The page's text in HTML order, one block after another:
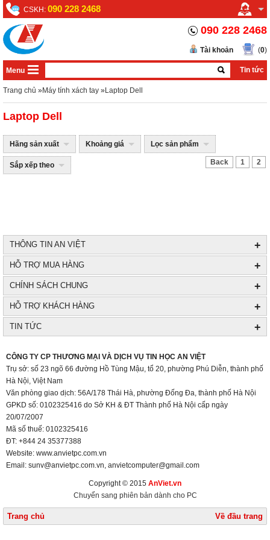
CSKH: 090 228 2468
090 228 2468
(0)
Tài khoản
Menu Tin tức
Trang chủ »Máy tính xách tay »Laptop Dell
Laptop Dell
Hãng sản xuất Khoảng giá Lọc sản phẩm
Sắp xếp theo Back 1 2
THÔNG TIN AN VIỆT +
HỖ TRỢ MUA HÀNG +
CHÍNH SÁCH CHUNG +
HỖ TRỢ KHÁCH HÀNG +
TIN TỨC +
CÔNG TY CP THƯƠNG MẠI VÀ DỊCH VỤ TIN HỌC AN VIỆT
Trụ sở: số 23 ngõ 66 đường Hồ Tùng Mậu, tổ 20, phường Phú Diễn, thành phố
Hà Nội, Việt Nam
Văn phòng giao dịch: 56A/178 Thái Hà, phường Đống Đa, thành phố Hà Nội
GPKD số: 0102325416 do Sở KH & ĐT Thành phố Hà Nội cấp ngày
20/07/2007
Mã số thuế: 0102325416
ĐT: +844 24 35377388
Website: www.anvietpc.com.vn
Email: sunv@anvietpc.com.vn, anvietcomputer@gmail.com
Copyright © 2015 AnViet.vn
Chuyển sang phiên bản dành cho PC
Trang chủ Về đầu trang